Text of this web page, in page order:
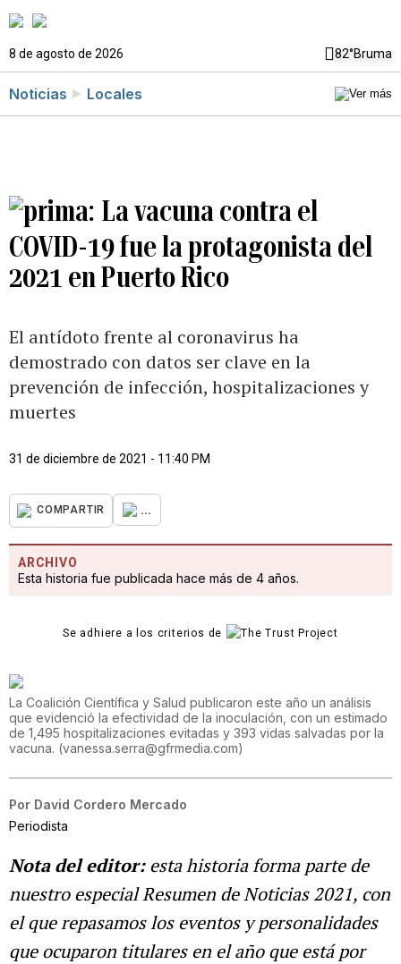
8 de agosto de 2026 82°Bruma
Noticias Locales
La vacuna contra el
COVID-19 fue la protagonista del
2021 en Puerto Rico
El antídoto frente al coronavirus ha
demostrado con datos ser clave en la
prevención de infección, hospitalizaciones y
muertes
31 de diciembre de 2021 - 11:40 PM
COMPARTIR ...
ARCHIVO
Esta historia fue publicada hace más de 4 años.
Se adhiere a los criterios de
La Coalición Científica y Salud publicaron este año un análisis
que evidenció la efectividad de la inoculación, con un estimado
de 1,495 hospitalizaciones evitadas y 393 vidas salvadas por la
vacuna. (vanessa.serra@gfrmedia.com)
Por David Cordero Mercado
Periodista
Nota del editor:esta historia forma parte de
nuestro especial Resumen de Noticias 2021, con
el que repasamos los eventos y personalidades
que ocuparon titulares en el año que está por